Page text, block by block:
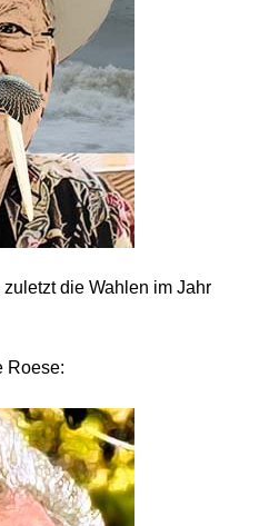
die Wahlen im Jahr
Roese: